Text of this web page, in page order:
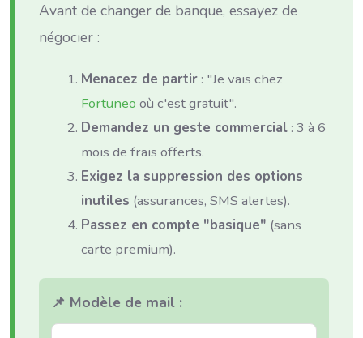
Avant de changer de banque, essayez de
négocier :
Menacez de partir : "Je vais chez
Fortuneo où c'est gratuit".
Demandez un geste commercial : 3 à 6
mois de frais offerts.
Exigez la suppression des options
inutiles (assurances, SMS alertes).
Passez en compte "basique" (sans
carte premium).
📌 Modèle de mail :